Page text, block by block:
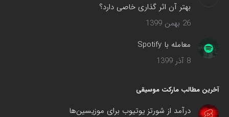
بهتر آن اثر گذاری خاصی دارد؟
26 بهمن 1399
معامله با Spotify
8 آذر 1399
آخرین مطالب مارکت موسیقی
درآمد از شورتز یوتیوب برای موزیسین‌ها